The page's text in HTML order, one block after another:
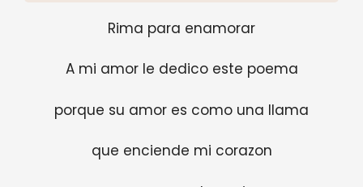
Rima para enamorar
A mi amor le dedico este poema
porque su amor es como una llama
que enciende mi corazon